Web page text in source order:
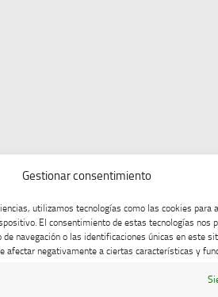
Gestionar consentimiento
utilizamos tecnologías como las cookies para
El consentimiento de estas tecnologías nos
navegación o las identificaciones únicas en este
afectar negativamente a ciertas características y